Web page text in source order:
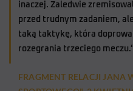
inaczej. Zaledwie
przed trudnym zadaniem,
taką taktykę, która
rozegrania trzeciego meczu.”
FRAGMENT RELACJI JANA